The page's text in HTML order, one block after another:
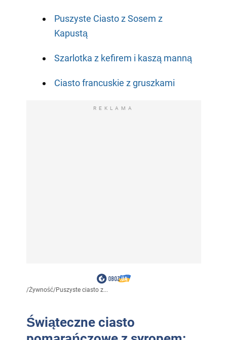
Puszyste Ciasto z Sosem z
Kapustą
Szarlotka z kefirem i kaszą manną
Ciasto francuskie z gruszkami
REKLAMA
/Żywność/Puszyste ciasto z...
Świąteczne ciasto